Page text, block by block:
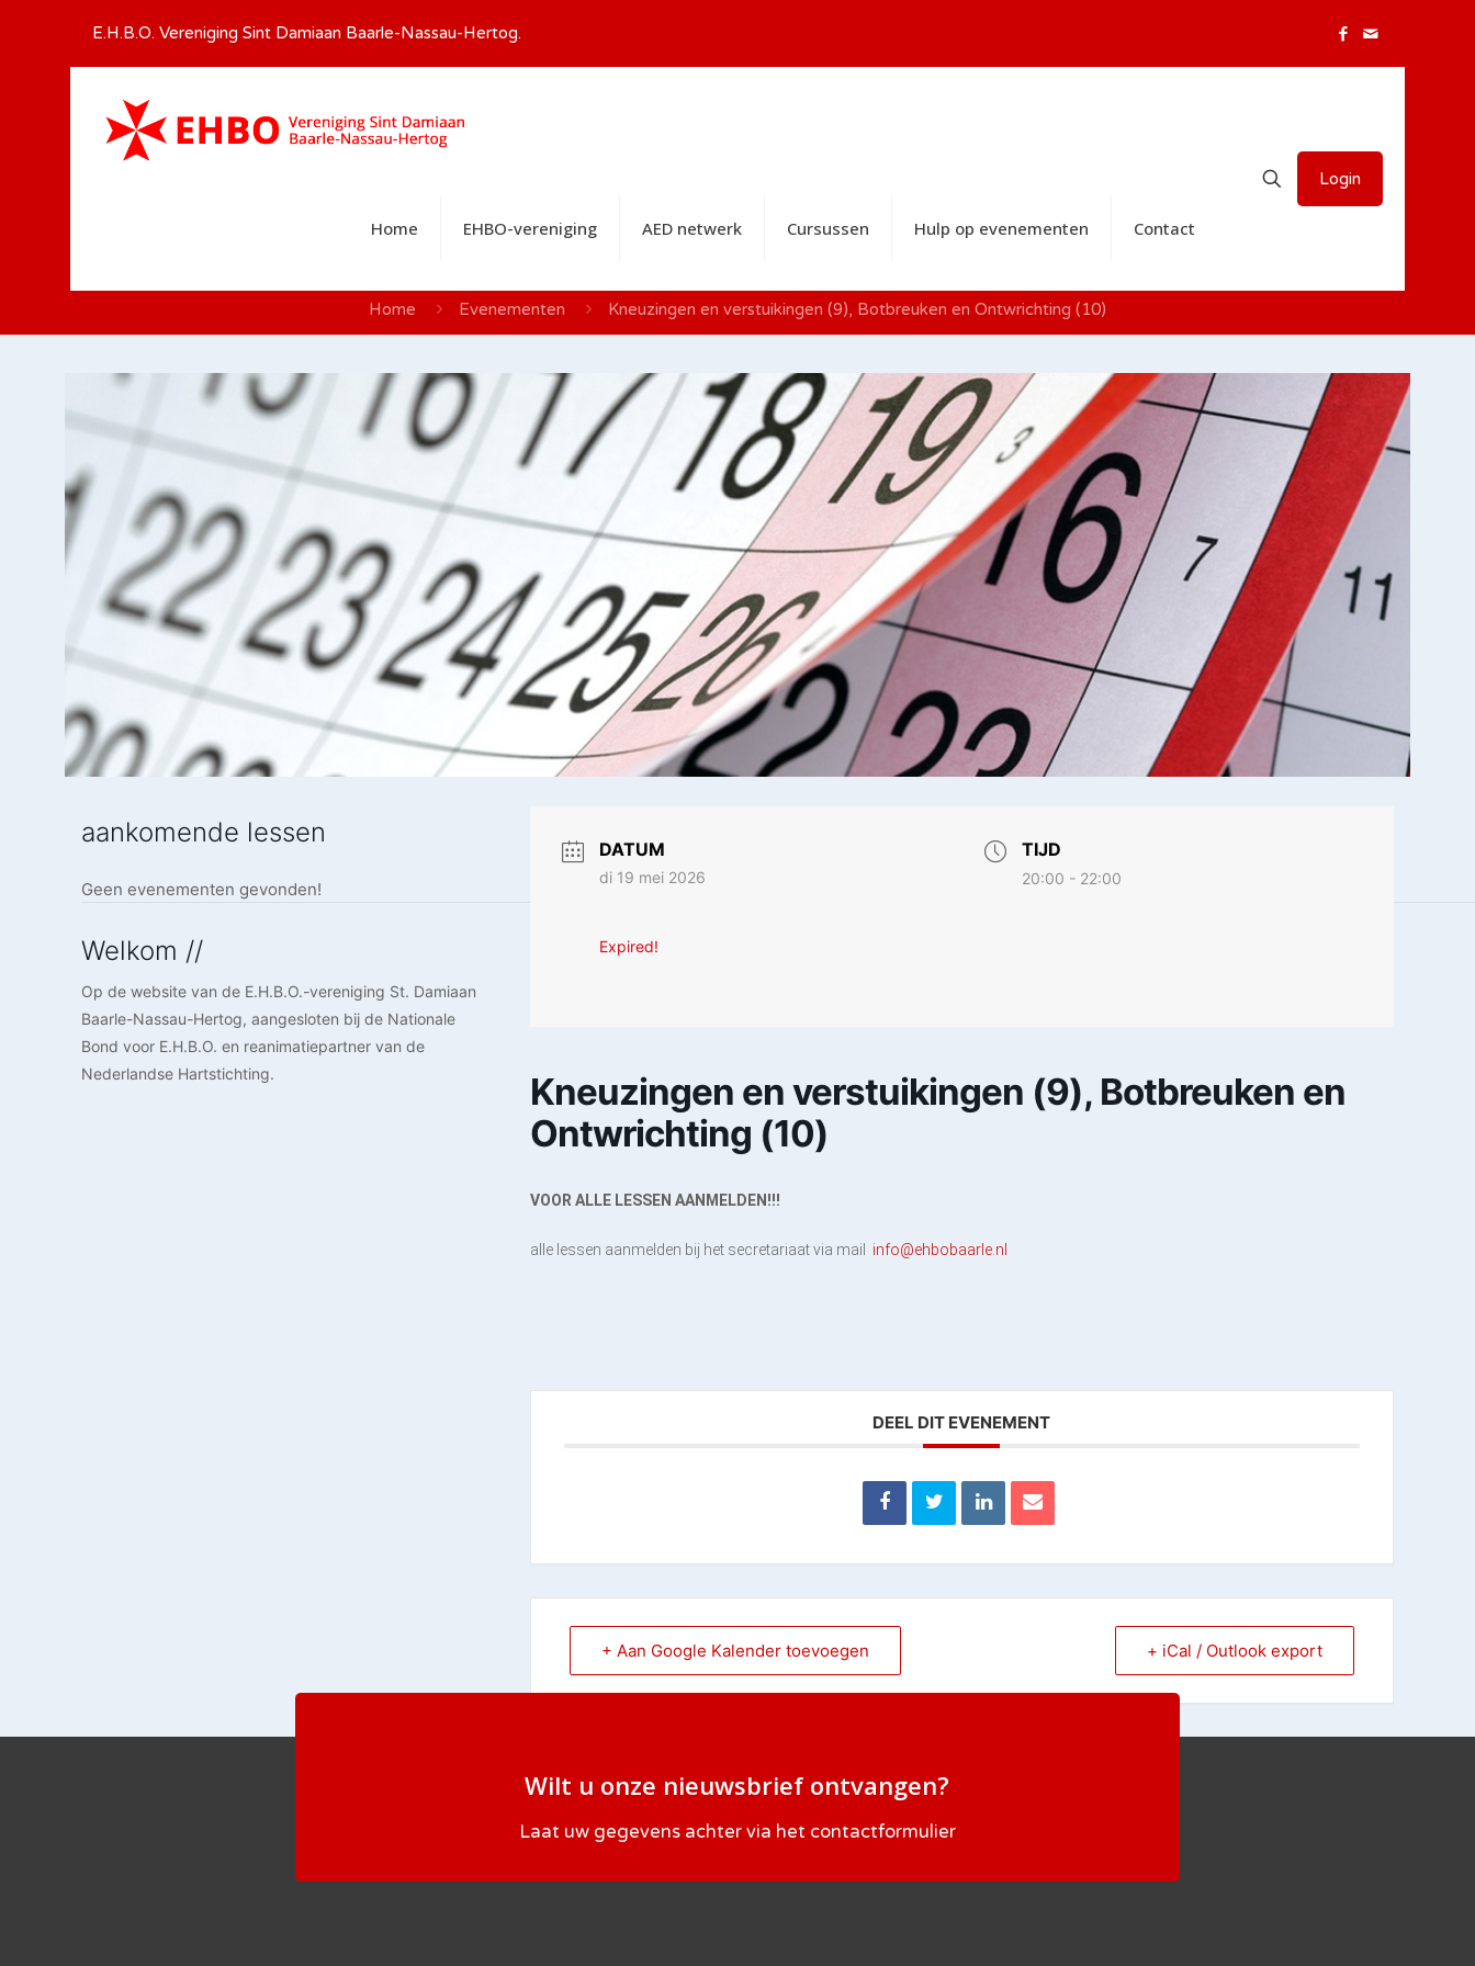
E.H.B.O. Vereniging Sint Damiaan Baarle-Nassau-Hertog.
Home EHBO-vereniging AED netwerk Cursussen Hulp op evenementen Contact
Login
Home Evenementen Kneuzingen en verstuikingen (9), Botbreuken en Ontwrichting (10)
aankomende lessen
Geen evenementen gevonden!
Welkom //
Op de website van de E.H.B.O.-vereniging St. Damiaan
Baarle-Nassau-Hertog, aangesloten bij de Nationale
Bond voor E.H.B.O. en reanimatiepartner van de
Nederlandse Hartstichting.
DATUM
di 19 mei 2026
Expired!
TIJD
20:00 - 22:00
Kneuzingen en verstuikingen (9), Botbreuken en
Ontwrichting (10)
VOOR ALLE LESSEN AANMELDEN!!!
alle lessen aanmelden bij het secretariaat via mail info@ehbobaarle.nl
DEEL DIT EVENEMENT
+ Aan Google Kalender toevoegen + iCal / Outlook export
Wilt u onze nieuwsbrief ontvangen?
Laat uw gegevens achter via het contactformulier